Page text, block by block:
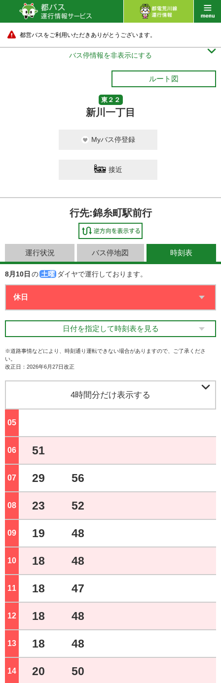
都営バスをご利用いただきありがとうございます。
バス停情報を非表示にする 
ルート図
東２２
新川一丁目
Myバス停登録
接近
行先:錦糸町駅前行
運行状況 バス停地図 時刻表
8月10日 の 土曜 ダイヤで運行しております。
日付を指定して時刻表を見る
※道路事情などにより、時刻通り運転できない場合がありますので、ご了承くださ
い。
改正日：2026年6月27日改正
4時間分だけ表示する 
05
06 51
07 29 56
08 23 52
09 19 48
10 18 48
11 18 47
12 18 48
13 18 48
14 20 50